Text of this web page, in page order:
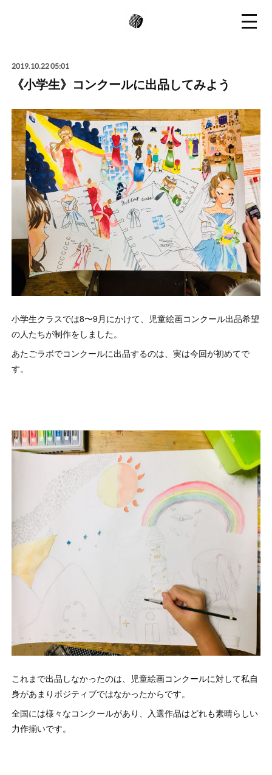
2019.10.22 05:01
《小学生》コンクールに出品してみよう
小学生クラスでは8〜9月にかけて、児童絵画コンクール出品希望
の人たちが制作をしました。
あたごラボでコンクールに出品するのは、実は今回が初めてで
す。
これまで出品しなかったのは、児童絵画コンクールに対して私自
身があまりポジティブではなかったからです。
全国には様々なコンクールがあり、入選作品はどれも素晴らしい
力作揃いです。